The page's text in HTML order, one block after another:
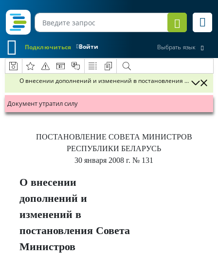
Войти
Подключиться Выбрать язык
О внесении дополнений и изменений в постановления Совета
Документ утратил силу
ПОСТАНОВЛЕНИЕ СОВЕТА МИНИСТРОВ
РЕСПУБЛИКИ БЕЛАРУСЬ
30 января 2008 г. № 131
О внесении
дополнений и
изменений в
постановления Совета
Министров